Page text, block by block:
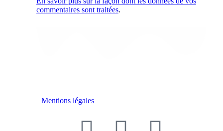
commentaires sont traitées.
Mentions légales